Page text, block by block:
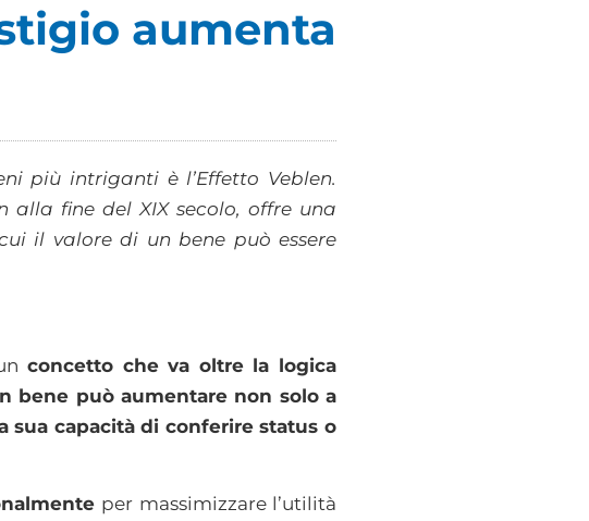
aumenta
più intriganti è l’Effetto Veblen.
alla fine del XIX secolo, offre una
il valore di un bene può essere
concetto che va oltre la logica
bene può aumentare non solo a
sua capacità di conferire status o
per massimizzare l’utilità